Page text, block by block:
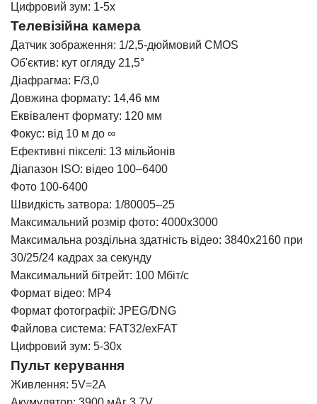
Цифровий зум: 1-5x
Телевізійна камера
Датчик зображення: 1/2,5-дюймовий CMOS
Об'єктив: кут огляду 21,5°
Діафрагма: F/3,0
Довжина формату: 14,46 мм
Еквівалент формату: 120 мм
Фокус: від 10 м до ∞
Ефективні пікселі: 13 мільйонів
Діапазон ISO: відео 100–6400
Фото 100-6400
Швидкість затвора: 1/80005–25
Максимальний розмір фото: 4000х3000
Максимальна роздільна здатність відео: 3840х2160 при
30/25/24 кадрах за секунду
Максимальний бітрейт: 100 Мбіт/с
Формат відео: MP4
Формат фотографії: JPEG/DNG
Файлова система: FAT32/exFAT
Цифровий зум: 5-30x
Пульт керування
Живлення: 5V=2A